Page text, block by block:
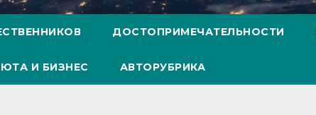
ДОСТОПРИМЕЧАТЕЛЬНОСТИ
И БИЗНЕС АВТОРУБРИКА